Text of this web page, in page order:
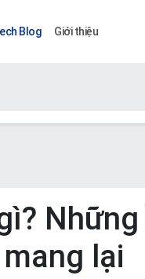
Blog Giới thiệu
lại